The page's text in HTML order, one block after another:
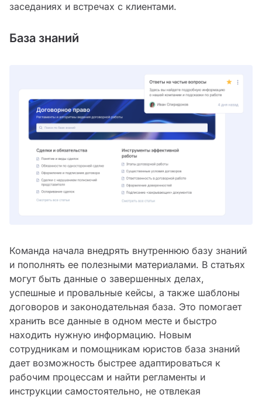
заседаниях и встречах с клиентами.
База знаний
Команда начала внедрять внутреннюю базу знаний
и пополнять ее полезными материалами. В статьях
могут быть данные о завершенных делах,
успешные и провальные кейсы, а также шаблоны
договоров и законодательная база. Это помогает
хранить все данные в одном месте и быстро
находить нужную информацию. Новым
сотрудникам и помощникам юристов база знаний
дает возможность быстрее адаптироваться к
рабочим процессам и найти регламенты и
инструкции самостоятельно, не отвлекая